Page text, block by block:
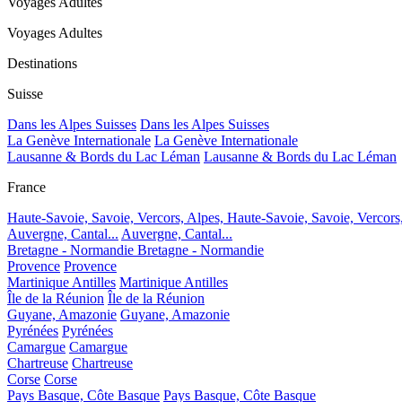
Voyages Adultes
Destinations
Suisse
Dans les Alpes Suisses Dans les Alpes Suisses
La Genève Internationale La Genève Internationale
Lausanne & Bords du Lac Léman Lausanne & Bords du Lac Léman
France
Haute-Savoie, Savoie, Vercors, Alpes, Haute-Savoie, Savoie,
Auvergne, Cantal... Auvergne, Cantal...
Bretagne - Normandie Bretagne - Normandie
Provence Provence
Martinique Antilles Martinique Antilles
Île de la Réunion Île de la Réunion
Guyane, Amazonie Guyane, Amazonie
Pyrénées Pyrénées
Camargue Camargue
Chartreuse Chartreuse
Corse Corse
Pays Basque, Côte Basque Pays Basque, Côte Basque